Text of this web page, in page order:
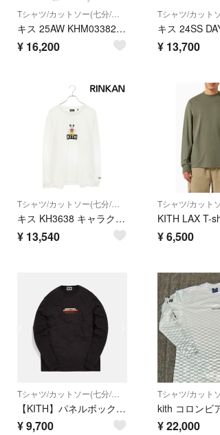
Tシャツ/カットソー(七分/長袖)
キス 25AW KHM033828 Pique Long-Sleeve Tap Polo ロゴポロ長袖カットソー メンズ XXL
¥ 16,200 ¥ 13,700
Tシャツ/カットソー(七分/長袖)
キス KH3638 キャラクターボックスロゴプリント長袖カットソー メンズ L
¥ 13,540 ¥6,500
Tシャツ/カットソー(七分/長袖)
【KITH】パネルボックスロゴTシャツ 大
¥9,700 ¥22,000